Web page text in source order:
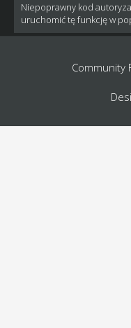
Niepoprawny kod
uruchomić tę funkcję w
Community